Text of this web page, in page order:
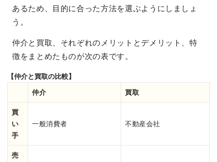
あるため、目的に合った方法を選ぶようにしましょ
う。
仲介と買取、それぞれのメリットとデメリット、特
徴をまとめたものが次の表です。
【仲介と買取の比較】
仲介 買取
買
い
手
一般消費者 不動産会社
売